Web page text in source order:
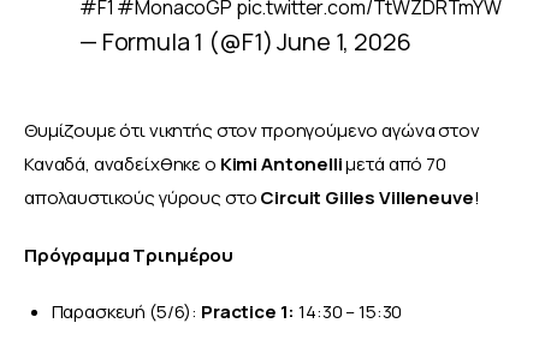
#F1 #MonacoGP pic.twitter.com/TtWZDRTmYW
— Formula 1 (@F1)June 1, 2026
Θυμίζουμε ότι νικητής στον προηγούμενο αγώνα στον
Καναδά, αναδείχθηκε ο Kimi Antonelli μετά από 70
απολαυστικούς γύρους στο Circuit Gilles Villeneuve!
Πρόγραμμα Τριημέρου
Παρασκευή (5/6): Practice 1: 14:30 – 15:30